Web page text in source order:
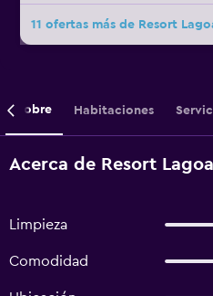
11 ofertas más de Resort
Sobre Habitaciones
Acerca de Resort
Limpieza
Comodidad